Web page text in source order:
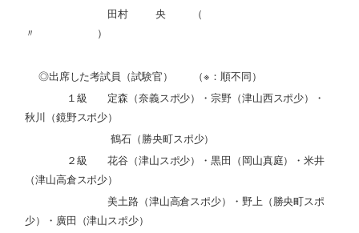
田村 央 （
〃 ）
◎出席した考試員（試験官） （※：順不同）
１級 定森（奈義スポ少）・宗野（津山西スポ少）・
秋川（鏡野スポ少）
鶴石（勝央町スポ少）
２級 花谷（津山スポ少）・黒田（岡山真庭）・米井
（津山高倉スポ少）
美土路（津山高倉スポ少）・野上（勝央町スポ
少）・廣田（津山スポ少）